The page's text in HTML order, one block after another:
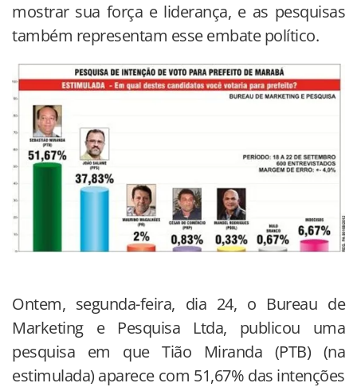
mostrar sua força e liderança, e as pesquisas
também representam esse embate político.
Ontem, segunda-feira, dia 24, o Bureau de
Marketing e Pesquisa Ltda, publicou uma
pesquisa em que Tião Miranda (PTB) (na
estimulada) aparece com 51,67% das intenções